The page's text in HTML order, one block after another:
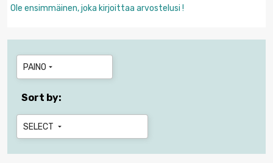
Ole ensimmäinen, joka kirjoittaa arvostelusi !
PAINO 
Sort by:
SELECT 